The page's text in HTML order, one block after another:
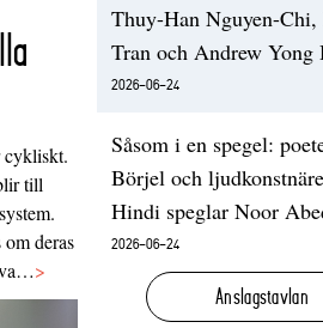
cykliskt.
till
deras
>
Thuy-Han Nguyen-Chi,
Tran och Andrew Yong
2026-06-24
Såsom i en spegel:
Börjel och
Hindi speglar Noor
2026-06-24
Anslagstavlan